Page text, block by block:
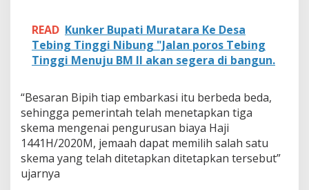
e
m
a
P
n
g
u
r
u
s
READ Kunker Bupati Muratara Ke Desa
Tebing Tinggi Nibung "Jalan poros Tebing
Tinggi Menuju BM II akan segera di bangun.
“Besaran Bipih tiap embarkasi itu berbeda beda,
sehingga pemerintah telah menetapkan tiga
skema mengenai pengurusan biaya Haji
1441H/2020M, jemaah dapat memilih salah satu
skema yang telah ditetapkan ditetapkan tersebut”
ujarnya